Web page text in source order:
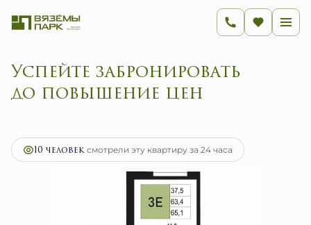
Успейте забронировать
до повышение
3-комнатная65.1 м2
10 человексмотрели эту квартиру за 24 часа